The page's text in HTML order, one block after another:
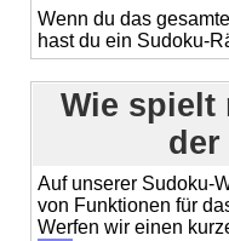
Wenn du das
hast du ein Sudoku-
Wie spielt
der
Auf unserer Sudoku-
von Funktionen für
Werfen wir einen